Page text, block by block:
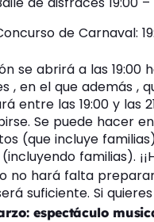
de Carnaval:
se abrirá a las
, en el que además ,
entre las 19:00 y las
Se puede hacer
(que incluye
familias).
no hará falta
suficiente. Si
espectáculo